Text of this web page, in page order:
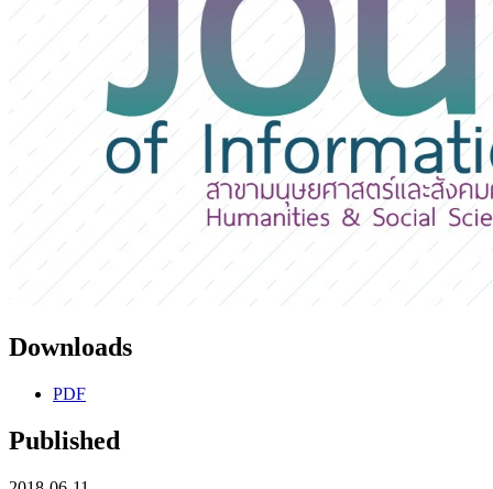
Downloads
PDF
Published